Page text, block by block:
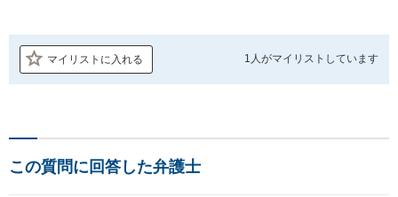
マイリストに入れる 1人がマイリストしています
この質問に回答した弁護士